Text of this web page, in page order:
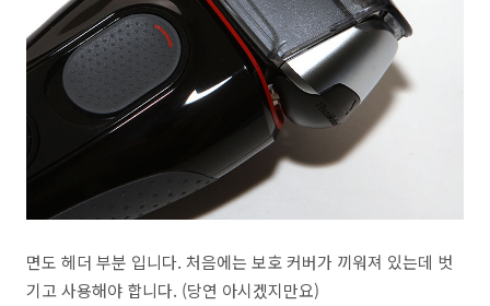
면도 헤더 부분 입니다. 처음에는 보호 커버가 끼워져 있는데 벗
기고 사용해야 합니다. (당연 아시겠지만요)